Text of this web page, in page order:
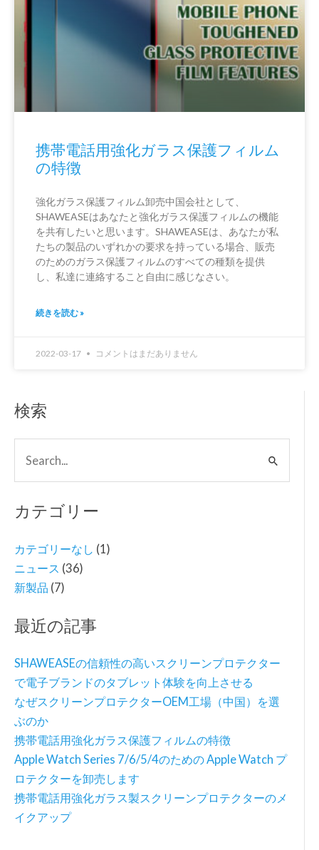
検索
索
象:
カテゴリー
カテゴリーなし (1)
ニュース (36)
新製品 (7)
最近の記事
SHAWEASEの信頼性の高いスクリーンプロテクター
で電子ブランドのタブレット体験を向上させる
なぜスクリーンプロテクターOEM工場（中国）を選
ぶのか
携帯電話用強化ガラス保護フィルムの特徴
Apple Watch Series 7/6/5/4のための Apple Watch プ
ロテクターを卸売します
携帯電話用強化ガラス製スクリーンプロテクターのメ
イクアップ
携帯電話用強化ガラス保護フィルム
の特徴
強化ガラス保護フィルム卸売中国会社として、
SHAWEASEはあなたと強化ガラス保護フィルムの機能
を共有したいと思います。SHAWEASEは、あなたが私
たちの製品のいずれかの要求を持っている場合、販売
のためのガラス保護フィルムのすべての種類を提供
し、私達に連絡すること自由に感じなさい。
続きを読む »
2022-03-17 コメントはまだありません